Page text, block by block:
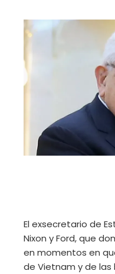
El exsecretario de
Nixon y Ford, que
en momentos en
de Vietnam y de las